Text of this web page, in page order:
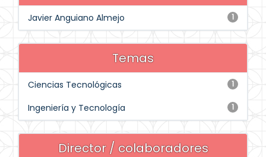
1
Javier Anguiano Almejo
Temas
1
Ciencias Tecnológicas
1
Ingeniería y Tecnología
Director / colaboradores